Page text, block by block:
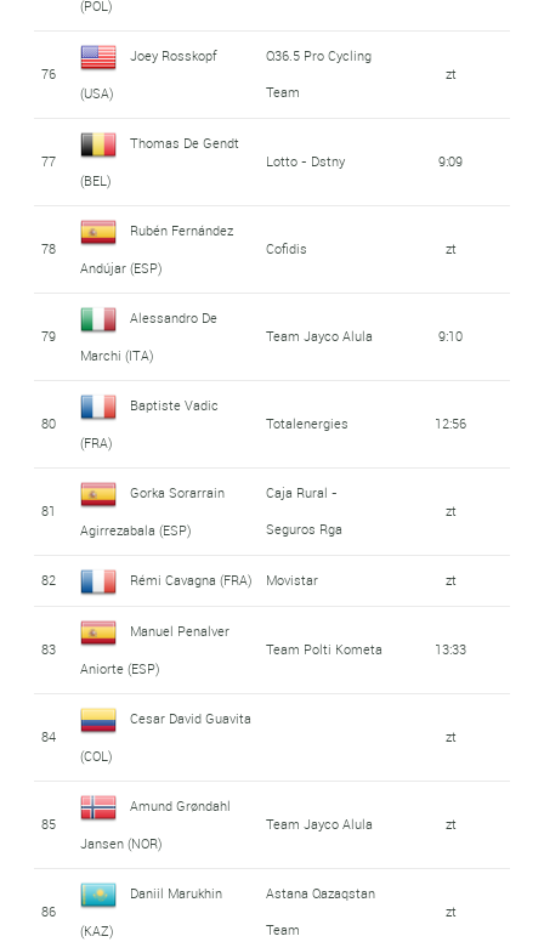
(POL)
76
Joey Rosskopf
(USA)
Q36.5 Pro Cycling
Team
zt
77
Thomas De Gendt
(BEL)
Lotto - Dstny 9:09
78
Rubén Fernández
Andújar (ESP)
Cofidis zt
79
Alessandro De
Marchi (ITA)
Team Jayco Alula 9:10
80
Baptiste Vadic
(FRA)
Totalenergies 12:56
81
Gorka Sorarrain
Agirrezabala (ESP)
Caja Rural -
Seguros Rga
zt
82 Rémi Cavagna (FRA) Movistar zt
83
Manuel Penalver
Aniorte (ESP)
Team Polti Kometa 13:33
84
Cesar David Guavita
(COL)
zt
85
Amund Grøndahl
Jansen (NOR)
Team Jayco Alula zt
86
Daniil Marukhin
(KAZ)
Astana Qazaqstan
Team
zt